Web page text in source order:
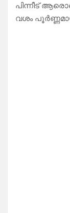
പിന്നീട്
വശം